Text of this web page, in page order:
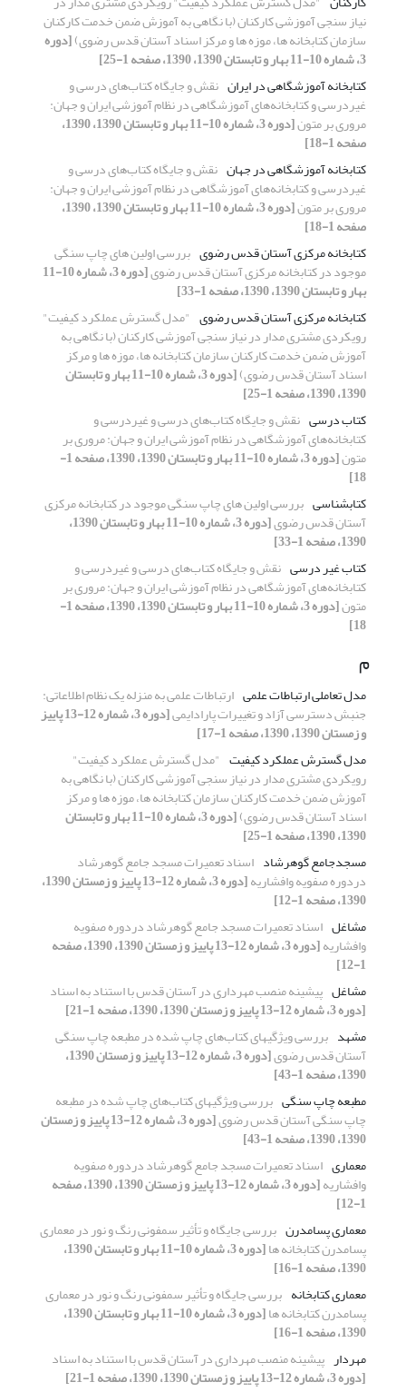
نیاز سنجی آموزشی کارکنان (با نگاهی به آموزش ضمن خدمت کارکنان
سازمان کتابخانه ها، موزه ها و مرکز اسناد آستان قدس رضوی)[دوره
3، شماره 10-11 بهار و تابستان 1390، 1390، صفحه 1-25]
کتابخانه‌ آموزشگاهی در ایران نقش و جایگاه کتاب‌های درسی و
غیردرسی و کتابخانه‌های آموزشگاهی در نظام آموزشی ایران و جهان:
مروری بر متون [دوره 3، شماره 10-11 بهار و تابستان 1390، 1390،
صفحه 1-18]
کتابخانه آموزشگاهی در جهان نقش و جایگاه کتاب‌های درسی و
غیردرسی و کتابخانه‌های آموزشگاهی در نظام آموزشی ایران و جهان:
مروری بر متون [دوره 3، شماره 10-11 بهار و تابستان 1390، 1390،
صفحه 1-18]
کتابخانه مرکزی آستان قدس رضوی بررسی اولین های چاپ سنگی
موجود در کتابخانه مرکزی آستان قدس رضوی [دوره 3، شماره 10-11
بهار و تابستان 1390، 1390، صفحه 1-33]
کتابخانه مرکزی آستان قدس رضوی "مدل گسترش عملکرد کیفیت"
رویکردی مشتری مدار در نیاز سنجی آموزشی کارکنان (با نگاهی به
آموزش ضمن خدمت کارکنان سازمان کتابخانه ها، موزه ها و مرکز
اسناد آستان قدس رضوی) [دوره 3، شماره 10-11 بهار و تابستان
1390، 1390، صفحه 1-25]
کتاب درسی نقش و جایگاه کتاب‌های درسی و غیردرسی و
کتابخانه‌های آموزشگاهی در نظام آموزشی ایران و جهان: مروری بر
متون [دوره 3، شماره 10-11 بهار و تابستان 1390، 1390، صفحه 1-
18]
کتابشناسی بررسی اولین های چاپ سنگی موجود در کتابخانه مرکزی
آستان قدس رضوی [دوره 3، شماره 10-11 بهار و تابستان 1390،
1390، صفحه 1-33]
کتاب غیر درسی نقش و جایگاه کتاب‌های درسی و غیردرسی و
کتابخانه‌های آموزشگاهی در نظام آموزشی ایران و جهان: مروری بر
متون [دوره 3، شماره 10-11 بهار و تابستان 1390، 1390، صفحه 1-
18]
م
مدل تعاملی ارتباطات علمی ارتباطات علمی به منزله یک نظام اطلاعاتی:
جنبش دسترسی آزاد و تغییرات پارادایمی [دوره 3، شماره 12-13 پاییز
و زمستان 1390، 1390، صفحه 1-17]
مدل گسترش عملکرد کیفیت "مدل گسترش عملکرد کیفیت"
رویکردی مشتری مدار در نیاز سنجی آموزشی کارکنان (با نگاهی به
آموزش ضمن خدمت کارکنان سازمان کتابخانه ها، موزه ها و مرکز
اسناد آستان قدس رضوی) [دوره 3، شماره 10-11 بهار و تابستان
1390، 1390، صفحه 1-25]
مسجدجامع گوهرشاد اسناد تعمیرات مسجد جامع گوهرشاد
دردوره صفویه وافشاریه [دوره 3، شماره 12-13 پاییز و زمستان 1390،
1390، صفحه 1-12]
مشاغل اسناد تعمیرات مسجد جامع گوهرشاد دردوره صفویه
وافشاریه [دوره 3، شماره 12-13 پاییز و زمستان 1390، 1390، صفحه
1-12]
مشاغل پیشینه منصب مهرداری در آستان قدس با استناد به اسناد
[دوره 3، شماره 12-13 پاییز و زمستان 1390، 1390، صفحه 1-21]
مشهد ‏بررسی ویژگیهای کتاب‌های چاپ شده در مطبعه چاپ سنگی
آستان قدس رضوی [دوره 3، شماره 12-13 پاییز و زمستان 1390،
1390، صفحه 1-43]
مطبعه چاپ سنگی ‏بررسی ویژگیهای کتاب‌های چاپ شده در مطبعه
چاپ سنگی آستان قدس رضوی [دوره 3، شماره 12-13 پاییز و زمستان
1390، 1390، صفحه 1-43]
معماری اسناد تعمیرات مسجد جامع گوهرشاد دردوره صفویه
وافشاریه [دوره 3، شماره 12-13 پاییز و زمستان 1390، 1390، صفحه
1-12]
معماری پسامدرن بررسی جایگاه و تأثیر سمفونی رنگ و نور در معماری
پسامدرن کتابخانه­ ها [دوره 3، شماره 10-11 بهار و تابستان 1390،
1390، صفحه 1-16]
معماری کتابخانه­ بررسی جایگاه و تأثیر سمفونی رنگ و نور در معماری
پسامدرن کتابخانه­ ها [دوره 3، شماره 10-11 بهار و تابستان 1390،
1390، صفحه 1-16]
مهردار پیشینه منصب مهرداری در آستان قدس با استناد به اسناد
[دوره 3، شماره 12-13 پاییز و زمستان 1390، 1390، صفحه 1-21]